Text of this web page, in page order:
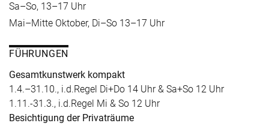
Sa–So, 13–17 Uhr
Mai–Mitte Oktober, Di–So 13–17 Uhr
FÜHRUNGEN
Gesamtkunstwerk kompakt
1.4.–31.10., i.d.Regel Di+Do 14 Uhr & Sa+So 12 Uhr
1.11.-31.3., i.d.Regel Mi & So 12 Uhr
Besichtigung der Privaträume